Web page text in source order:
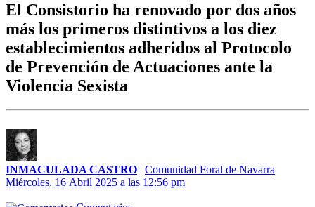
El Consistorio ha renovado por dos años
más los primeros distintivos a los diez
establecimientos adheridos al Protocolo
de Prevención de Actuaciones ante la
Violencia Sexista
INMACULADA CASTRO | Comunidad Foral de Navarra
Miércoles, 16 Abril 2025 a las 12:56 pm